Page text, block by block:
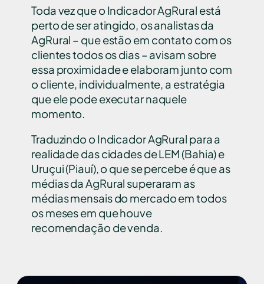
Toda vez que o Indicador AgRural está
perto de ser atingido, os analistas da
AgRural – que estão em contato com os
clientes todos os dias – avisam sobre
essa proximidade e elaboram junto com
o cliente, individualmente, a estratégia
que ele pode executar naquele
momento.
Traduzindo o Indicador AgRural para a
realidade das cidades de LEM (Bahia) e
Uruçui (Piauí), o que se percebe é que as
médias da AgRural superaram as
médias mensais do mercado em todos
os meses em que houve
recomendação de venda.